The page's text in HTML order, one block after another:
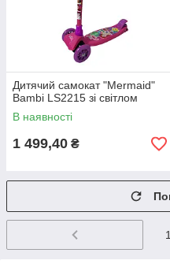
Дитячий самокат "Mermaid"
Bambi LS2215 зі світлом
В наявності
1 499,40 ₴
1